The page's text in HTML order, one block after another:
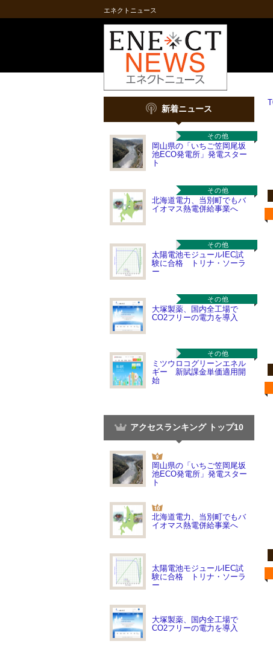
エネクトニュース
新着ニュース
その他
岡山県の「いちご笠岡尾坂
池ECO発電所」発電スター
ト
その他
北海道電力、当別町でもバ
イオマス熱電併給事業へ
その他
太陽電池モジュールIEC試
験に合格 トリナ・ソーラ
ー
その他
大塚製薬、国内全工場で
CO2フリーの電力を導入
その他
ミツウロコグリーンエネル
ギー 新賦課金単価適用開
始
アクセスランキング トップ10
岡山県の「いちご笠岡尾坂
池ECO発電所」発電スター
ト
北海道電力、当別町でもバ
イオマス熱電併給事業へ
太陽電池モジュールIEC試
験に合格 トリナ・ソーラ
ー
大塚製薬、国内全工場で
CO2フリーの電力を導入